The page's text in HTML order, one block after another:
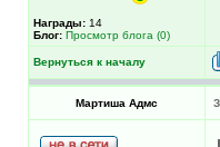
Награды: 14
Блог: Просмотр блога (0)
Вернуться к началу
Мартиша Адмс